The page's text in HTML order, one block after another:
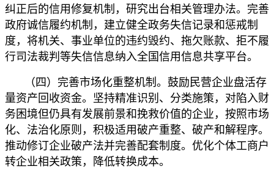
纠正后的信用修复机制，研究出台相关管理办法。完善
政府诚信履约机制，建立健全政务失信记录和惩戒制
度，将机关、事业单位的违约毁约、拖欠账款、拒不履
行司法裁判等失信信息纳入全国信用信息共享平台。
（四）完善市场化重整机制。鼓励民营企业盘活存
量资产回收资金。坚持精准识别、分类施策，对陷入财
务困境但仍具有发展前景和挽救价值的企业，按照市场
化、法治化原则，积极适用破产重整、破产和解程序。
推动修订企业破产法并完善配套制度。优化个体工商户
转企业相关政策，降低转换成本。